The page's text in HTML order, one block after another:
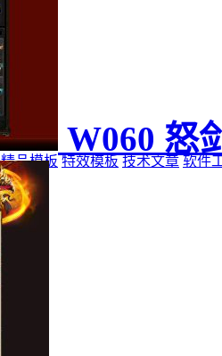
精品模板 特效模板 技术文章 软件
W060 怒